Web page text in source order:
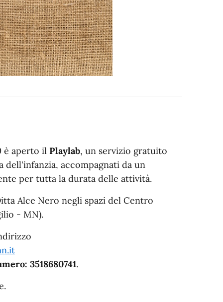
è aperto ilPlaylab, un servizio gratuito
accompagnati da un
per tutta la durata delle attività.
Alce Nero negli spazi del Centro
- MN).
3518680741.